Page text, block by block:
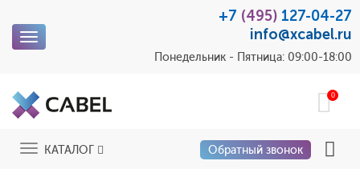
Toggle
+7 (495) 127-04-27
info@xcabel.ru
Понедельник - Пятница: 09:00-18:00
0
ToggleКАТАЛОГ Обратный звонок